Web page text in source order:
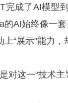
完成了AI模型
的AI始终像一
“展示”能力，
对这一“技术主